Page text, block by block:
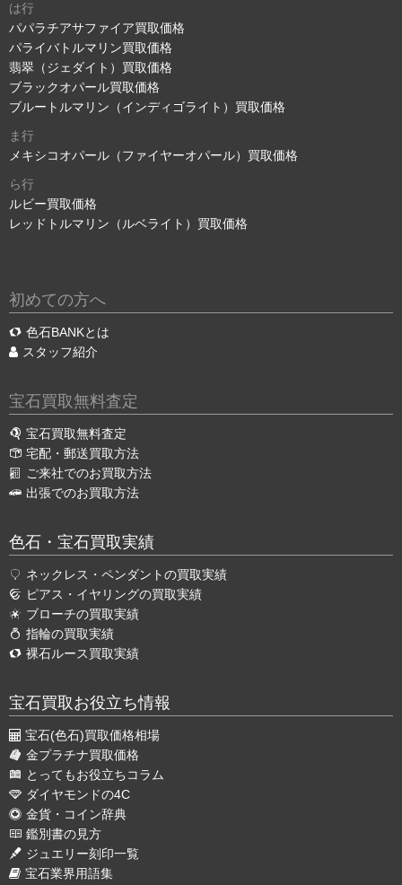
は行
パパラチアサファイア買取価格
パライバトルマリン買取価格
翡翠（ジェダイト）買取価格
ブラックオパール買取価格
ブルートルマリン（インディゴライト）買取価格
ま行
メキシコオパール（ファイヤーオパール）買取価格
ら行
ルビー買取価格
レッドトルマリン（ルベライト）買取価格
初めての方へ
色石BANKとは
スタッフ紹介
宝石買取無料査定
宝石買取無料査定
宅配・郵送買取方法
ご来社でのお買取方法
出張でのお買取方法
色石・宝石買取実績
ネックレス・ペンダントの買取実績
ピアス・イヤリングの買取実績
ブローチの買取実績
指輪の買取実績
裸石ルース買取実績
宝石買取お役立ち情報
宝石(色石)買取価格相場
金プラチナ買取価格
とってもお役立ちコラム
ダイヤモンドの4C
金貨・コイン辞典
鑑別書の見方
ジュエリー刻印一覧
宝石業界用語集